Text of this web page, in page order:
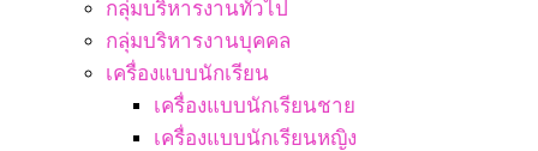
กลุ่มบริหารงานทั่วไป
กลุ่มบริหารงานบุคคล
เครื่องแบบนักเรียน
เครื่องแบบนักเรียนชาย
เครื่องแบบนักเรียนหญิง